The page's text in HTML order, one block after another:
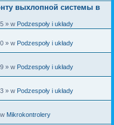
выхлопной системы в
» w Podzespoły i układy
» w Podzespoły i układy
» w Podzespoły i układy
» w Podzespoły i układy
Mikrokontrolery